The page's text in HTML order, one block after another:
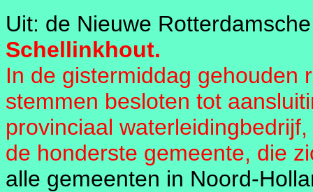
Uit: de Nieuwe
Schellinkhout.
In de gistermiddag gehouden
stemmen besloten tot
provinciaal
de honderste gemeente, die
alle gemeenten in Noord-